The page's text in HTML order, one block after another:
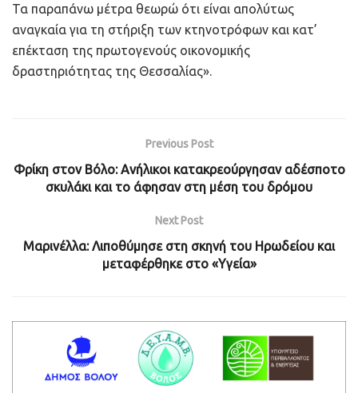
Τα παραπάνω μέτρα θεωρώ ότι είναι απολύτως
αναγκαία για τη στήριξη των κτηνοτρόφων και κατ’
επέκταση της πρωτογενούς οικονομικής
δραστηριότητας της Θεσσαλίας».
Previous Post
Φρίκη στον Βόλο: Ανήλικοι κατακρεούργησαν αδέσποτο
σκυλάκι και το άφησαν στη μέση του δρόμου
Next Post
Μαρινέλλα: Λιποθύμησε στη σκηνή του Ηρωδείου και
μεταφέρθηκε στο «Υγεία»